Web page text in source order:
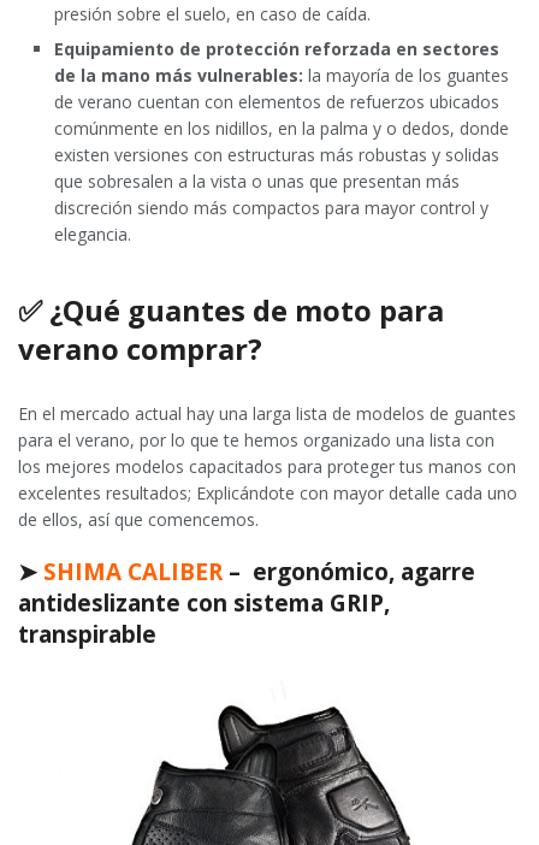
presión sobre el suelo, en caso de caída.
Equipamiento de protección reforzada en sectores
de la mano más vulnerables: la mayoría de los guantes
de verano cuentan con elementos de refuerzos ubicados
comúnmente en los nidillos, en la palma y o dedos, donde
existen versiones con estructuras más robustas y solidas
que sobresalen a la vista o unas que presentan más
discreción siendo más compactos para mayor control y
elegancia.
✅ ¿Qué guantes de moto para
verano comprar?
En el mercado actual hay una larga lista de modelos de guantes
para el verano, por lo que te hemos organizado una lista con
los mejores modelos capacitados para proteger tus manos con
excelentes resultados; Explicándote con mayor detalle cada uno
de ellos, así que comencemos.
➤ SHIMA CALIBER– ergonómico, agarre
antideslizante con sistema GRIP,
transpirable